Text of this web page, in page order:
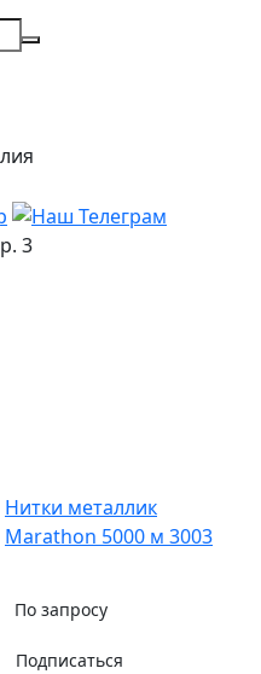
3
Нитки металлик
Marathon 5000 м 3003
По запросу
Подписаться